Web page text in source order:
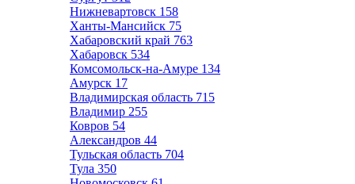
Нижневартовск 158
Ханты-Мансийск 75
Хабаровский край 763
Хабаровск 534
Комсомольск-на-Амуре 134
Амурск 17
Владимирская область 715
Владимир 255
Ковров 54
Александров 44
Тульская область 704
Тула 350